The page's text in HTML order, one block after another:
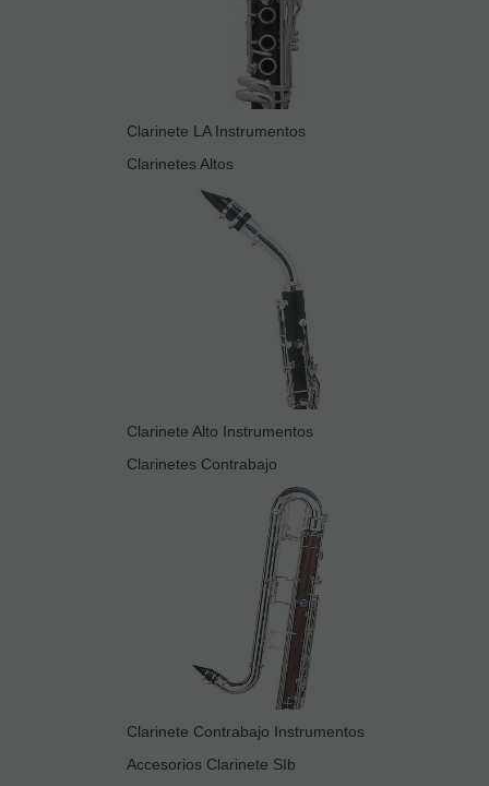
Clarinete LA Instrumentos
Clarinetes Altos
Clarinete Alto Instrumentos
Clarinetes Contrabajo
Clarinete Contrabajo Instrumentos
Accesorios Clarinete SIb